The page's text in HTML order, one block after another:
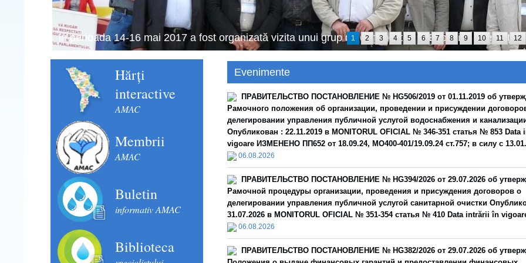
In perioada 14-16 mai 2017 a fost organizată vizita unui grup de conducători la Expoziția
1 2 3 4 5 6 7 8 9 10 11 12
Hărți
interactive
AMAC
Membrii
AMAC
Buletin
informativ AMAC
Biblioteca
Evenimente
ПРАВИТЕЛЬСТВО ПОСТАНОВЛЕНИЕ № HG506/2019 от 01.11.2019 об
Рамочного положения об организации, проведении и присуждении
делегировании управления публичной услугой водоснабжения и
Опубликован : 22.11.2019 в MONITORUL OFICIAL № 346-351 статья № 853 Data
vigoare ИЗМЕНЕНО ПП652 от 18.09.24, MO400-401/19.09.24 ст.757; в силу с
06.08.2026
ПРАВИТЕЛЬСТВО ПОСТАНОВЛЕНИЕ № HG394/2026 от 29.07.2026 об
Рамочной процедуры организации, проведения и присуждения договоров о
делегировании управления публичной услугой санитарной очистки
31.07.2026 в MONITORUL OFICIAL № 351-354 статья № 410 Data intrării în
06.08.2026
ПРАВИТЕЛЬСТВО ПОСТАНОВЛЕНИЕ № HG382/2026 от 29.07.2026 oб